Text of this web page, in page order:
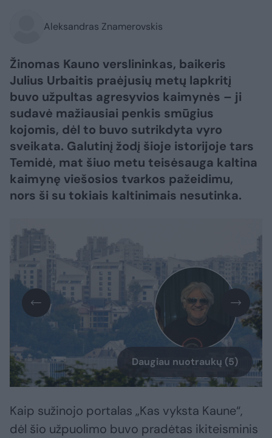
Aleksandras Znamerovskis
Žinomas Kauno verslininkas, baikeris
Julius Urbaitis praėjusių metų lapkritį
buvo užpultas agresyvios kaimynės – ji
sudavė mažiausiai penkis smūgius
kojomis, dėl to buvo sutrikdyta vyro
sveikata. Galutinį žodį šioje istorijoje tars
Temidė, mat šiuo metu teisėsauga kaltina
kaimynę viešosios tvarkos pažeidimu,
nors ši su tokiais kaltinimais nesutinka.
Daugiau nuotraukų (5)
Kaip sužinojo portalas „Kas vyksta Kaune“,
dėl šio užpuolimo buvo pradėtas ikiteisminis